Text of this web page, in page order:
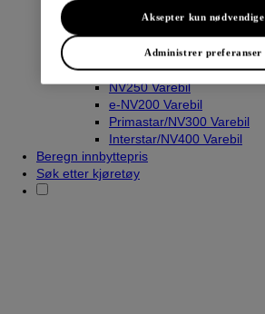
Navara
Townstar Varebil
Townstar El-Varebil
NV250 Varebil
e-NV200 Varebil
Primastar/NV300 Varebil
Interstar/NV400 Varebil
Beregn innbyttepris
Søk etter kjøretøy
Administrer preferanser
Aksepter kun nødvendige